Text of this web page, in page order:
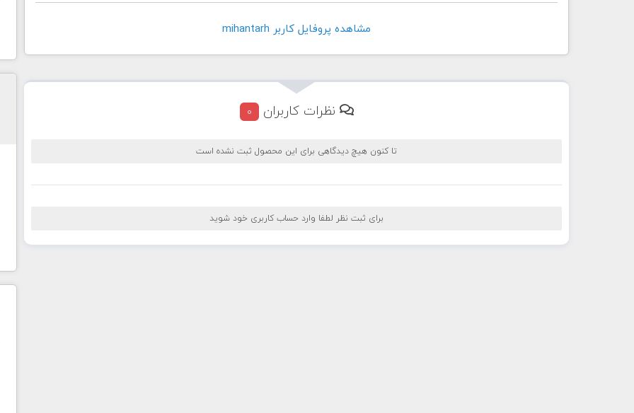
مشاهده پروفايل کاربر mihantarh
نظرات کاربران 0
تا کنون هیچ دیدگاهی برای این محصول ثبت نشده است
برای ثبت نظر لطفا وارد حساب کاربری خود شوید